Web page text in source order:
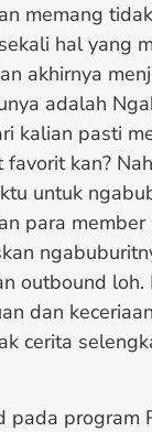
memang
hal yang
akhirnya
adalah
kalian pasti
kan?
untuk
para member
outbound loh.
dan
cerita
pada program